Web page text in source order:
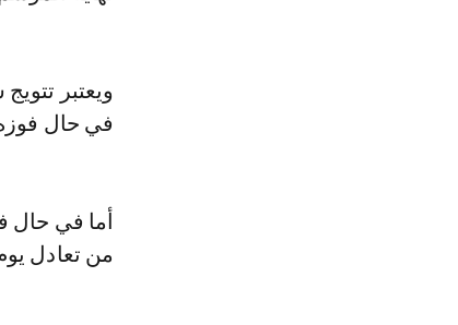
ويعتبر
في حال فوزه
أما في حال
من تعادل